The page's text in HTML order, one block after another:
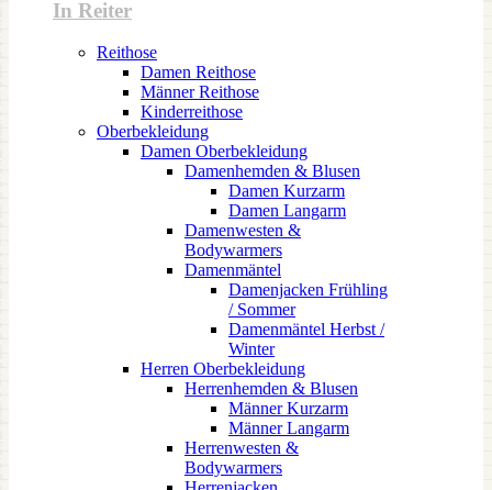
In Reiter
Reithose
Damen Reithose
Männer Reithose
Kinderreithose
Oberbekleidung
Damen Oberbekleidung
Damenhemden & Blusen
Damen Kurzarm
Damen Langarm
Damenwesten &
Bodywarmers
Damenmäntel
Damenjacken Frühling
/ Sommer
Damenmäntel Herbst /
Winter
Herren Oberbekleidung
Herrenhemden & Blusen
Männer Kurzarm
Männer Langarm
Herrenwesten &
Bodywarmers